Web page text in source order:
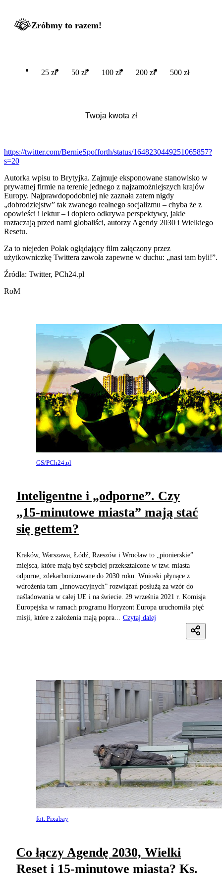
Zróbmy to razem!
25 zł 50 zł 100 zł 200 zł 500 zł
https://twitter.com/BernieSpofforth/status/1648230449251065857?
s=20
Autorka wpisu to Brytyjka. Zajmuje eksponowane stanowisko w
prywatnej firmie na terenie jednego z najzamożniejszych krajów
Europy. Najprawdopodobniej nie zaznała zatem nigdy
„dobrodziejstw” tak zwanego realnego socjalizmu – chyba że z
opowieści i lektur – i dopiero odkrywa perspektywy, jakie
roztaczają przed nami globaliści, autorzy Agendy 2030 i Wielkiego
Resetu.
Za to niejeden Polak oglądający film załączony przez
użytkowniczkę Twittera zawoła zapewne w duchu: „nasi tam byli!”.
Źródła: Twitter, PCh24.pl
RoM
GS/PCh24.pl
Inteligentne i „odporne”. Czy
„15-minutowe miasta” mają stać
się gettem?
Kraków, Warszawa, Łódź, Rzeszów i Wrocław to „pionierskie”
miejsca, które mają być szybciej przekształcone w tzw. miasta
odporne, zdekarbonizowane do 2030 roku. Wnioski płynące z
wdrożenia tam „innowacyjnych” rozwiązań posłużą za wzór do
naśladowania w całej UE i na świecie. 29 września 2021 r. Komisja
Europejska w ramach programu Horyzont Europa uruchomiła pięć
misji, które z założenia mają popra...
Czytaj dalej
fot. Pixabay
Co łączy Agendę 2030, Wielki
Reset i 15-minutowe miasta? Ks.